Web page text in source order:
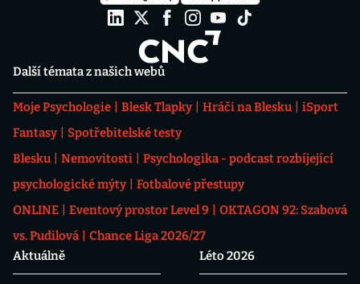
Další témata z našich webů
Moje Psychologie Blesk Tlapky Hráči na Blesku
iSport
Fantasy
Spotřebitelské testy
Blesku
Nemovitosti
Psychologika - podcast rozbíjející
psychologické mýty
Fotbalové přestupy
ONLINE
Eventový prostor Level 9
OKTAGON 92: Szabová
vs. Pudilová
Chance Liga 2026/27
Aktuálně
Léto 2026